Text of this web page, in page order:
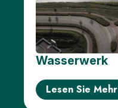
Wasserwerk
Lesen Sie Mehr